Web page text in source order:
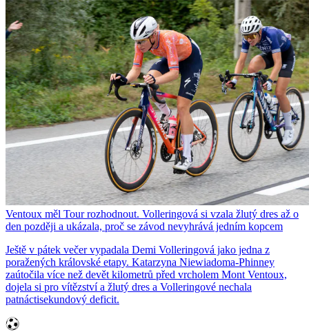
Ventoux měl Tour rozhodnout. Volleringová si vzala žlutý dres až o
den později a ukázala, proč se závod nevyhrává jedním kopcem
Ještě v pátek večer vypadala Demi Volleringová jako jedna z
poražených královské etapy. Katarzyna Niewiadoma-Phinney
zaútočila více než devět kilometrů před vrcholem Mont Ventoux,
dojela si pro vítězství a žlutý dres a Volleringové nechala
patnáctisekundový deficit.